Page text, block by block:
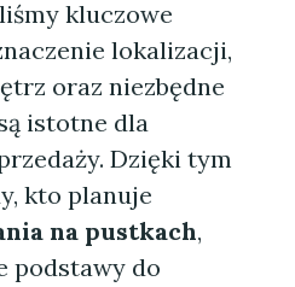
kluczowe
lokalizacji,
oraz niezbędne
istotne dla
Dzięki tym
kto planuje
na pustkach,
podstawy do